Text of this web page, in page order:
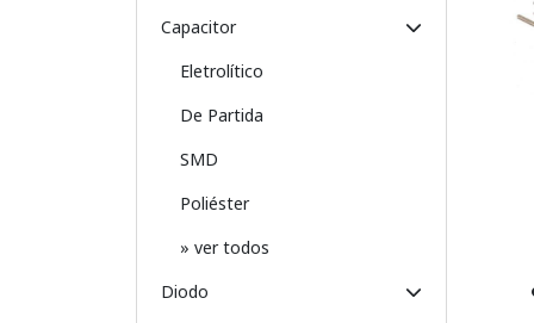
Capacitor
Eletrolítico
De Partida
SMD
Poliéster
» ver todos
Diodo